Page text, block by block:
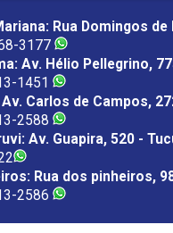
Rua Domingos
3177
Av. Hélio Pellegrino,
1451
Carlos de Campos,
2588
Av. Guapira, 520 -
Rua dos pinheiros,
2586